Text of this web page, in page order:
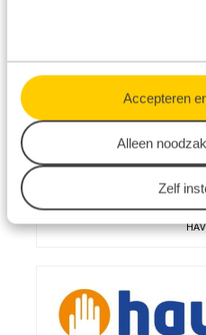
Accepteren
Alleen
Zelf